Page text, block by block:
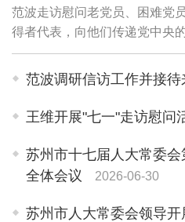
范波走访慰问老党员、困难党
得者代表，向他们传递党中央
员和党务工作者致以诚挚问候
革命工作，期颐之年仍关心苏
范波调研信访工作并接待
王维开展"七一"走访慰问
苏州市十七届人大常委
全体会议
2026-06-30
苏州市人大常委会领导